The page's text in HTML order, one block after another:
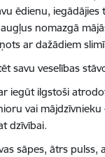
ēdienu,
nomazgā
ar dažādiem
savu veselības
iegūt ilgstoši
vai
dzīvībai.
sāpes, ātrs